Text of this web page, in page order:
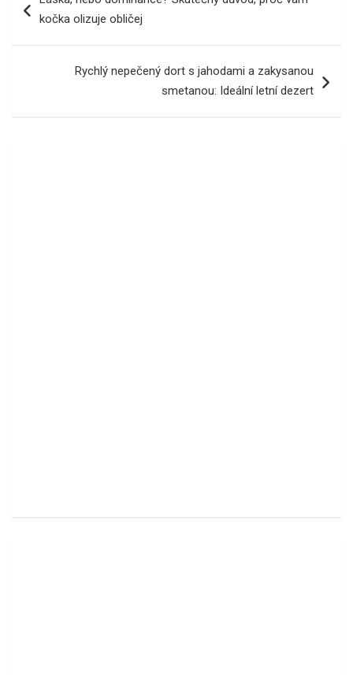
prokočka olizuje obličej
Rychlý nepečený dort s jahodami a zakysanou
smetanou: Ideální letní dezert